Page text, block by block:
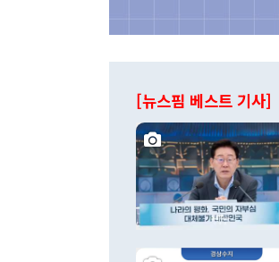
[뉴스핌 베스트 기사]